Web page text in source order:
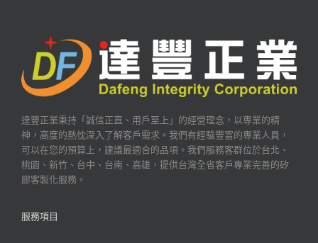
達豐正業秉持「誠信正直、用戶至上」的經營理念，以專業的精
神，高度的熱忱深入了解客戶需求。我們有經驗豐富的專業人員，
可以在您的預算上，建議最適合的品項。我們服務客群位於台北、
桃園、新竹、台中、台南、高雄，提供台灣全省客戶專業完善的矽
膠客製化服務。
服務項目